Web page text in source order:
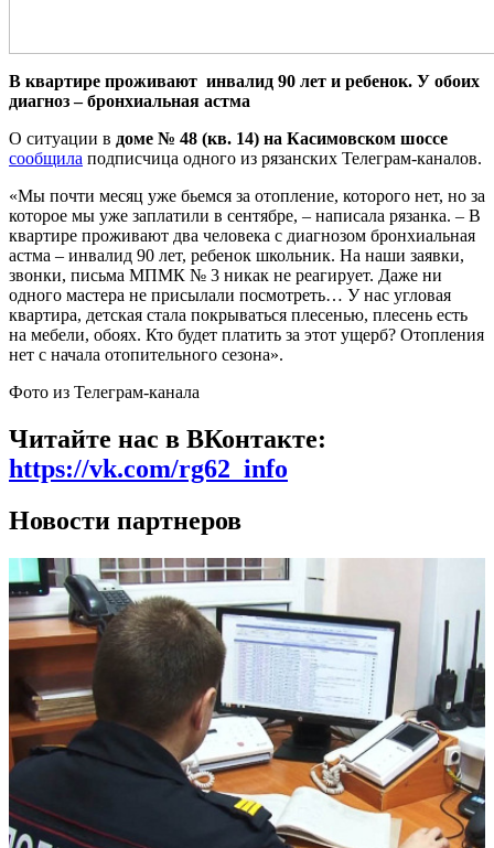
В квартире проживают инвалид 90 лет и ребенок. У обоих
диагноз – бронхиальная астма
О ситуации в доме № 48 (кв. 14) на Касимовском шоссе
сообщила подписчица одного из рязанских Телеграм-каналов.
«Мы почти месяц уже бьемся за отопление, которого нет, но за
которое мы уже заплатили в сентябре, – написала рязанка. – В
квартире проживают два человека с диагнозом бронхиальная
астма – инвалид 90 лет, ребенок школьник. На наши заявки,
звонки, письма МПМК № 3 никак не реагирует. Даже ни
одного мастера не присылали посмотреть… У нас угловая
квартира, детская стала покрываться плесенью, плесень есть
на мебели, обоях. Кто будет платить за этот ущерб? Отопления
нет с начала отопительного сезона».
Фото из Телеграм-канала
Читайте нас в ВКонтакте:
https://vk.com/rg62_info
Новости партнеров